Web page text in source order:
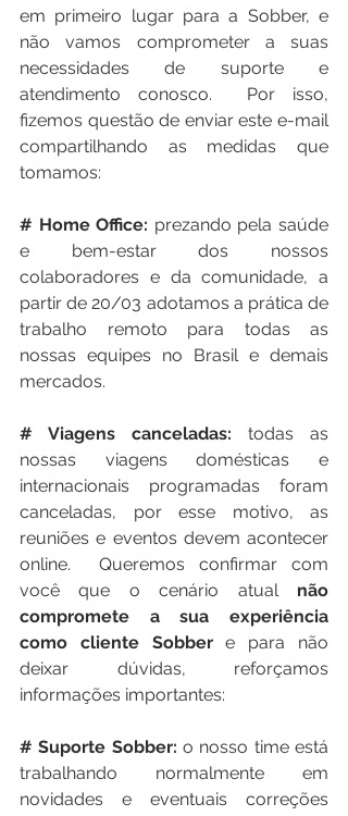
em primeiro lugar para a Sobber, e
não vamos comprometer a suas
necessidades de suporte e
atendimento conosco.  Por isso,
fizemos questão de enviar este e-mail
compartilhando as medidas que
tomamos:
# Home Office: prezando pela saúde
e bem-estar dos nossos
colaboradores e da comunidade, a
partir de 20/03 adotamos a prática de
trabalho remoto para todas as
nossas equipes no Brasil e demais
mercados.
# Viagens canceladas: todas as
nossas viagens domésticas e
internacionais programadas foram
canceladas, por esse motivo, as
reuniões e eventos devem acontecer
online.  Queremos confirmar com
você que o cenário atual não
compromete a sua experiência
como cliente Sobber e para não
deixar dúvidas, reforçamos
informações importantes:
# Suporte Sobber: o nosso time está
trabalhando normalmente em
novidades e eventuais correções